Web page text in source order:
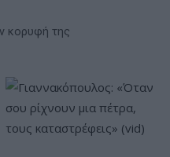
κορυφή της